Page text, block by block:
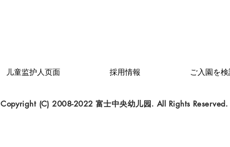
儿童监护人页面 採用情報 ご入園を
Copyright (C) 2008-2022 富士中央幼儿园. All Rights Reserved.